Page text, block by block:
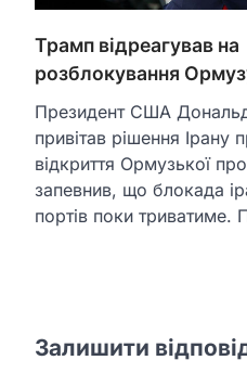
Трамп відреагував на
розблокування
Президент США
привітав рішення Ірану
відкриття Ормузької
запевнив, що блокада
портів поки триватиме.
Залишити